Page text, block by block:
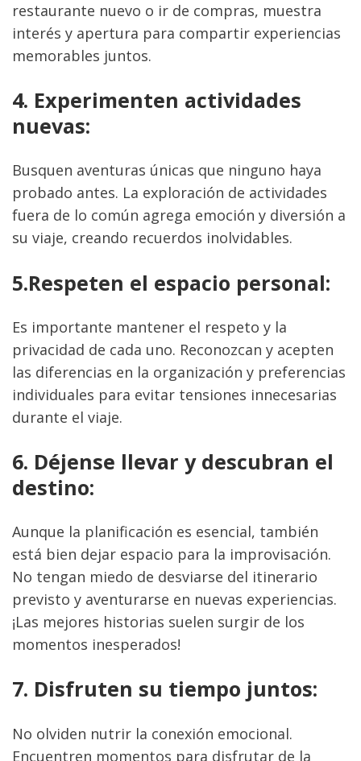
restaurante nuevo o ir de compras, muestra
interés y apertura para compartir experiencias
memorables juntos.
4. Experimenten actividades
nuevas:
Busquen aventuras únicas que ninguno haya
probado antes. La exploración de actividades
fuera de lo común agrega emoción y diversión a
su viaje, creando recuerdos inolvidables.
5.Respeten el espacio personal:
Es importante mantener el respeto y la
privacidad de cada uno. Reconozcan y acepten
las diferencias en la organización y preferencias
individuales para evitar tensiones innecesarias
durante el viaje.
6. Déjense llevar y descubran el
destino:
Aunque la planificación es esencial, también
está bien dejar espacio para la improvisación.
No tengan miedo de desviarse del itinerario
previsto y aventurarse en nuevas experiencias.
¡Las mejores historias suelen surgir de los
momentos inesperados!
7. Disfruten su tiempo juntos:
No olviden nutrir la conexión emocional.
Encuentren momentos para disfrutar de la